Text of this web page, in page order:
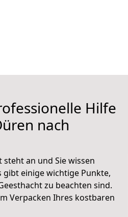
Hilfe
nach
an und Sie wissen
gibt einige wichtige Punkte,
zu beachten sind.
Verpacken Ihres kostbaren